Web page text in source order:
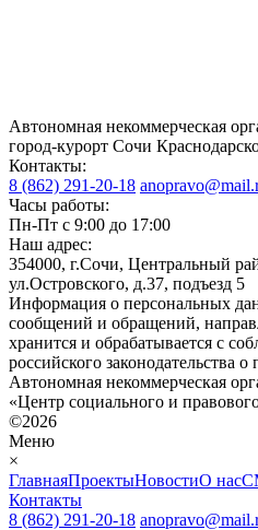
Автономная некоммерческая
город-курорт Сочи
Контакты:
8 (862) 291-20-18
Часы работы:
Пн-Пт с 9:00 до 17:00
Наш адрес:
354000, г.Сочи, Центральный
ул.Островского, д.37, подъезд 5
Информация о персональных
сообщений и обращений,
хранится и обрабатывается с
российского законодательства
Автономная некоммерческая
«Центр социального и
©2026
Меню
×
ГлавнаяПроектыНовостиО нас
Контакты
8 (862) 291-20-18